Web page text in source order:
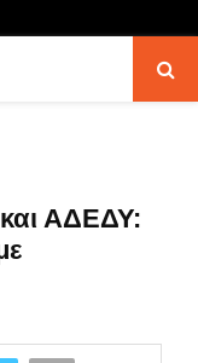
ΑΔΕΔΥ: